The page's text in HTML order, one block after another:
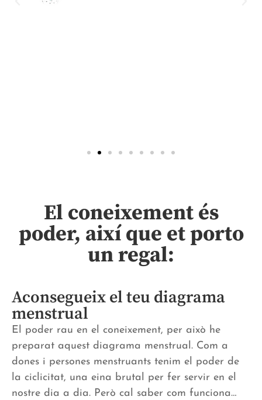
El coneixement és
poder, així que et porto
un regal:
Aconsegueix el teu diagrama
menstrual
El poder rau en el coneixement, per això he
preparat aquest diagrama menstrual. Com a
dones i persones menstruants tenim el poder de
la ciclicitat, una eina brutal per fer servir en el
nostre dia a dia. Però cal saber com funciona…